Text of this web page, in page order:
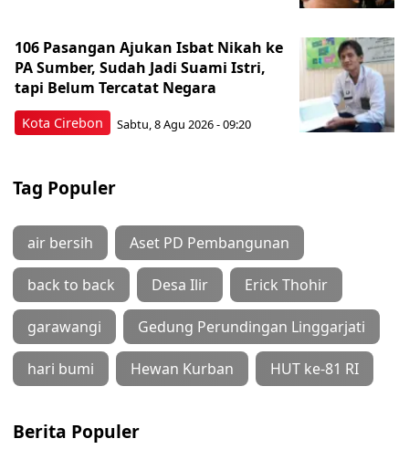
Kota Cirebon
106 Pasangan Ajukan Isbat Nikah ke
PA Sumber, Sudah Jadi Suami Istri,
tapi Belum Tercatat Negara
Sabtu, 8 Agu 2026 - 09:20
Tag Populer
air bersih Aset PD Pembangunan
back to back Desa Ilir Erick Thohir
garawangi Gedung Perundingan Linggarjati
hari bumi Hewan Kurban HUT ke-81 RI
Berita Populer